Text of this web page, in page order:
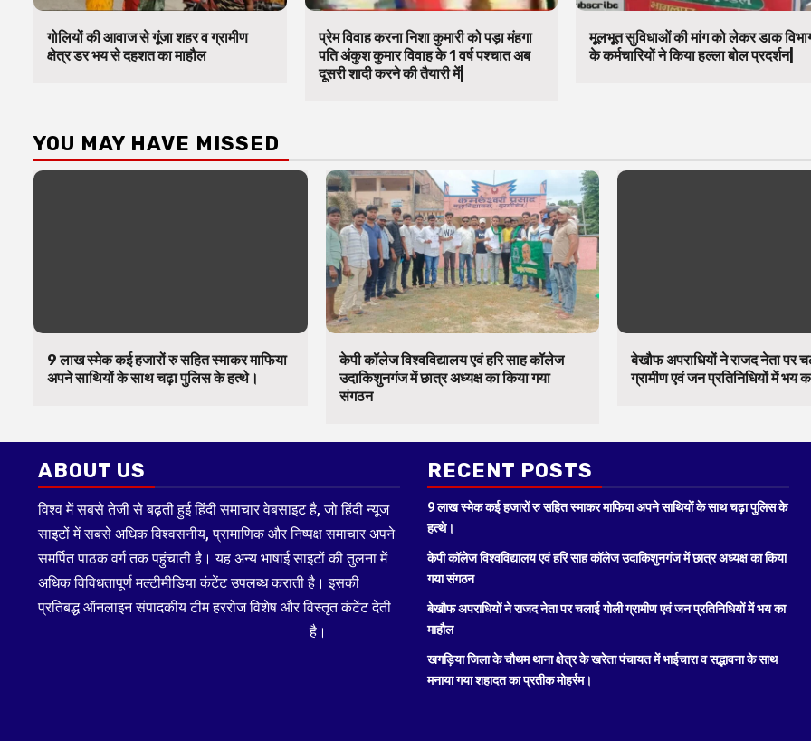
गोलियों की आवाज से गूंजा शहर व ग्रामीण
क्षेत्र डर भय से दहशत का माहौल
प्रेम विवाह करना निशा कुमारी को पड़ा मंहगा
पति अंकुश कुमार विवाह के 1 वर्ष पश्चात अब
दूसरी शादी करने की तैयारी में|
मूलभूत सुविधाओं की मांग को लेकर डाक
के कर्मचारियों ने किया हल्ला बोल प्रदर्शन|
YOU MAY HAVE MISSED
9 लाख स्मेक कई हजारों रु सहित स्माकर माफिया
अपने साथियों के साथ चढ़ा पुलिस के हत्थे।
केपी कॉलेज विश्वविद्यालय एवं हरि साह कॉलेज
उदाकिशुनगंज में छात्र अध्यक्ष का किया गया
संगठन
बेखौफ अपराधियों ने राजद नेता पर
ग्रामीण एवं जन प्रतिनिधियों में भय
ABOUT US
विश्व में सबसे तेजी से बढ़ती हुई हिंदी समाचार वेबसाइट है, जो हिंदी न्यूज
साइटों में सबसे अधिक विश्वसनीय, प्रामाणिक और निष्पक्ष समाचार अपने
समर्पित पाठक वर्ग तक पहुंचाती है। यह अन्य भाषाई साइटों की तुलना में
अधिक विविधतापूर्ण मल्टीमीडिया कंटेंट उपलब्ध कराती है। इसकी
प्रतिबद्ध ऑनलाइन संपादकीय टीम हररोज विशेष और विस्तृत कंटेंट देती
है।
RECENT POSTS
9 लाख स्मेक कई हजारों रु सहित स्माकर माफिया अपने साथियों के साथ चढ़ा पुलिस के
हत्थे।
केपी कॉलेज विश्वविद्यालय एवं हरि साह कॉलेज उदाकिशुनगंज में छात्र अध्यक्ष का किया
गया संगठन
बेखौफ अपराधियों ने राजद नेता पर चलाई गोली ग्रामीण एवं जन प्रतिनिधियों में भय का
माहौल
खगड़िया जिला के चौथम थाना क्षेत्र के खरेता पंचायत में भाईचारा व सद्भावना के साथ
मनाया गया शहादत का प्रतीक मोहर्रम।